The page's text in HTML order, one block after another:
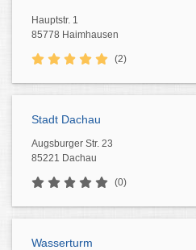
Hauptstr. 1
85778 Haimhausen
(2)
Stadt Dachau
Augsburger Str. 23
85221 Dachau
(0)
Wasserturm